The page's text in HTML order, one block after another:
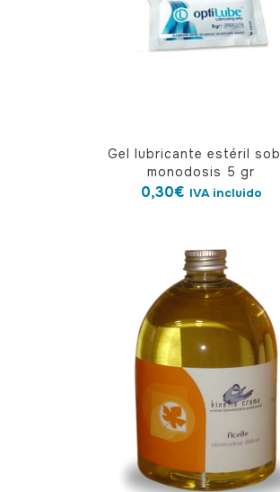
Gel lubricante estéril
monodosis 5 gr
0,30€ IVA incluido